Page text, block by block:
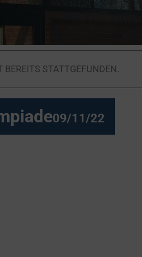
BEREITS STATTGEFUNDEN.
09/11/22